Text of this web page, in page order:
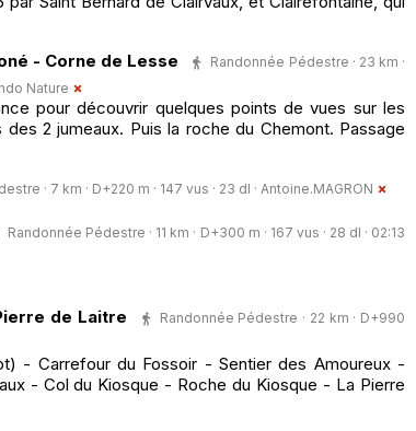
- Corne de Lesse
Randonnée Pédestre · 23 km ·
Nature
pour découvrir quelques points de vues sur les
2 jumeaux. Puis la roche du Chemont. Passage
· 7 km · D+220 m · 147 vus · 23 dl · Antoine.MAGRON
Randonnée Pédestre · 11 km · D+300 m · 167 vus · 28 dl · 02:13
de Laitre
Randonnée Pédestre · 22 km · D+990
- Carrefour du Fossoir - Sentier des Amoureux -
- Col du Kiosque - Roche du Kiosque - La Pierre